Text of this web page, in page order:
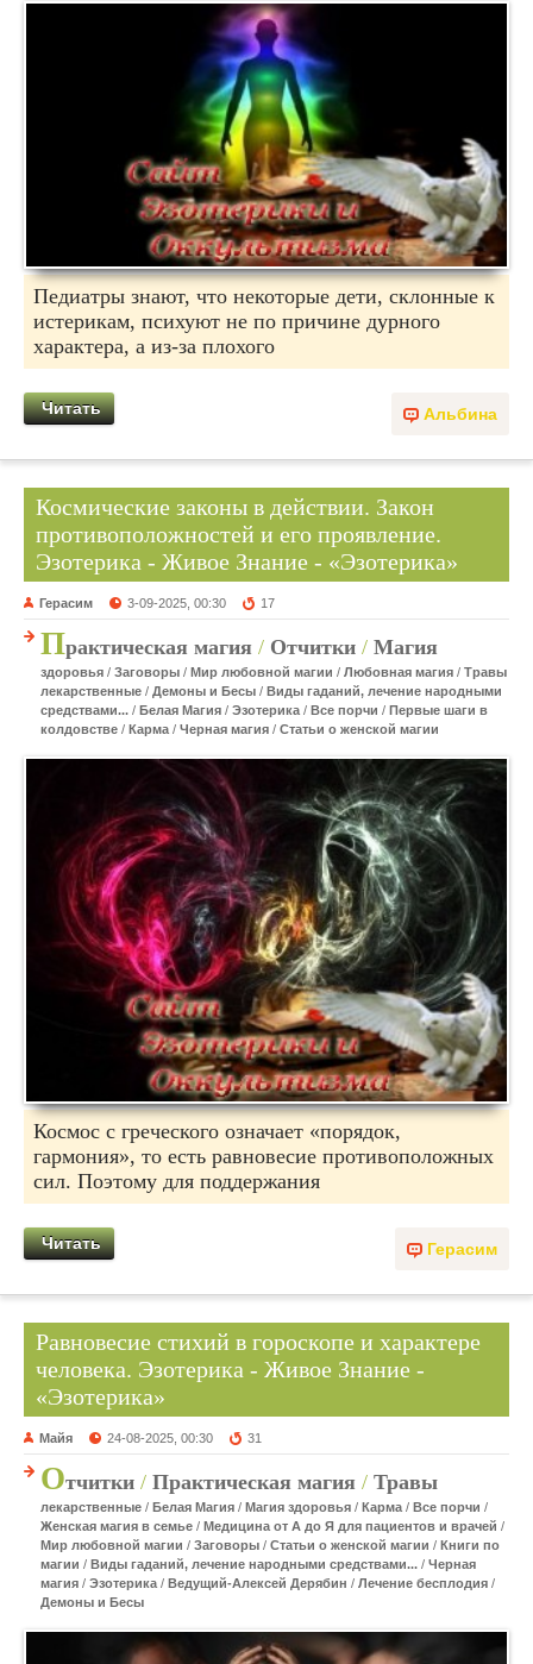
Педиатры знают, что некоторые дети, склонные к
истерикам, психуют не по причине дурного
характера, а из-за плохого
Альбина
Читать
Космические законы в действии. Закон
противоположностей и его проявление.
Эзотерика - Живое Знание - «Эзотерика»
Герасим 3-09-2025, 00:30 17
Практическая магия / Отчитки / Магия
здоровья / Заговоры / Мир любовной магии / Любовная магия / Травы
лекарственные / Демоны и Бесы / Виды гаданий, лечение народными
средствами... / Белая Магия / Эзотерика / Все порчи / Первые шаги в
колдовстве / Карма / Черная магия / Статьи о женской магии
Космос с греческого означает «порядок,
гармония», то есть равновесие противоположных
сил. Поэтому для поддержания
Герасим
Читать
Равновесие стихий в гороскопе и характере
человека. Эзотерика - Живое Знание -
«Эзотерика»
Майя 24-08-2025, 00:30 31
Отчитки / Практическая магия / Травы
лекарственные / Белая Магия / Магия здоровья / Карма / Все порчи /
Женская магия в семье / Медицина от А до Я для пациентов и врачей /
Мир любовной магии / Заговоры / Статьи о женской магии / Книги по
магии / Виды гаданий, лечение народными средствами... / Черная
магия / Эзотерика / Ведущий-Алексей Дерябин / Лечение бесплодия /
Демоны и Бесы